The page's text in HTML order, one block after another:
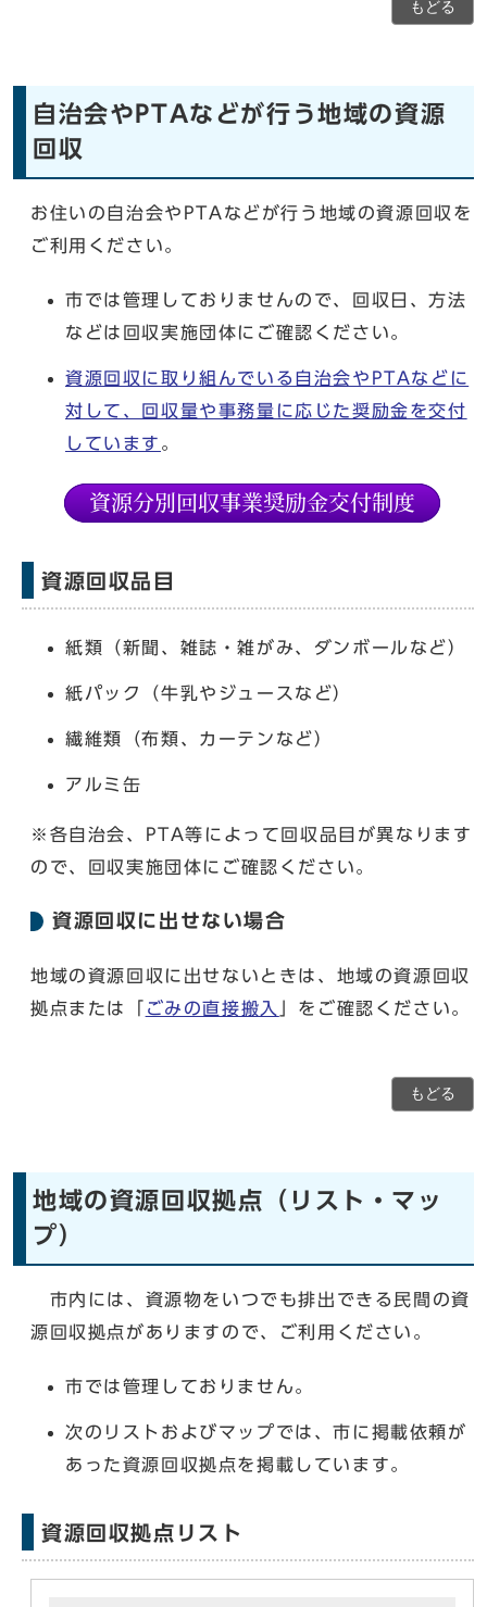
もどる
自治会やPTAなどが行う地域の資源
回収
お住いの自治会やPTAなどが行う地域の資源回収を
ご利用ください。
市では管理しておりませんので、回収日、方法
などは回収実施団体にご確認ください。
資源回収に取り組んでいる自治会やPTAなどに
対して、回収量や事務量に応じた奨励金を交付
しています 。
資源回収品目
紙類（新聞、雑誌・雑がみ、ダンボールなど）
紙パック（牛乳やジュースなど）
繊維類（布類、カーテンなど）
アルミ缶
※各自治会、PTA等によって回収品目が異なります
ので、回収実施団体にご確認ください。
資源回収に出せない場合
地域の資源回収に出せないときは、地域の資源回収
拠点または「
ごみの直接搬入 」をご確認ください。
もどる
地域の資源回収拠点（リスト・マッ
プ）
市内には、資源物をいつでも排出できる民間の資
源回収拠点がありますので、ご利用ください。
市では管理しておりません。
次のリストおよびマップでは、市に掲載依頼が
あった資源回収拠点を掲載しています。
資源回収拠点リスト